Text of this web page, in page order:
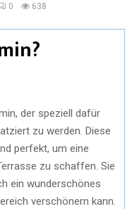
0 638
der speziell dafür
zu werden. Diese
perfekt, um eine
zu schaffen. Sie
ein wunderschönes
verschönern kann.